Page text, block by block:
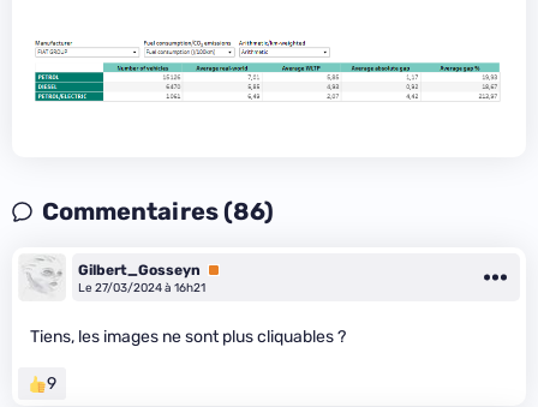
Commentaires (86)
Gilbert_Gosseyn
Premium
Le 27/03/2024 à 16h21
Tiens, les images ne sont plus cliquables ?
9